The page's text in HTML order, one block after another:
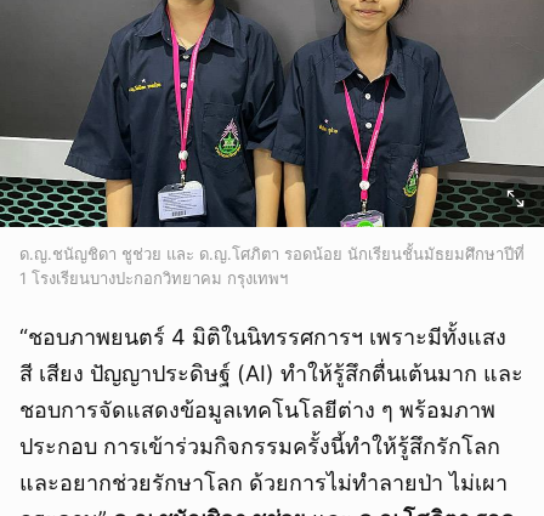
ด.ญ.ชนัญชิดา ชูช่วย และ ด.ญ.โศภิตา รอดน้อย นักเรียนชั้นมัธยมศึกษาปีที่
1 โรงเรียนบางปะกอกวิทยาคม กรุงเทพฯ
“ชอบภาพยนตร์ 4 มิติในนิทรรศการฯ เพราะมีทั้งแสง
สี เสียง ปัญญาประดิษฐ์ (AI) ทำให้รู้สึกตื่นเต้นมาก และ
ชอบการจัดแสดงข้อมูลเทคโนโลยีต่าง ๆ พร้อมภาพ
ประกอบ การเข้าร่วมกิจกรรมครั้งนี้ทำให้รู้สึกรักโลก
และอยากช่วยรักษาโลก ด้วยการไม่ทำลายป่า ไม่เผา